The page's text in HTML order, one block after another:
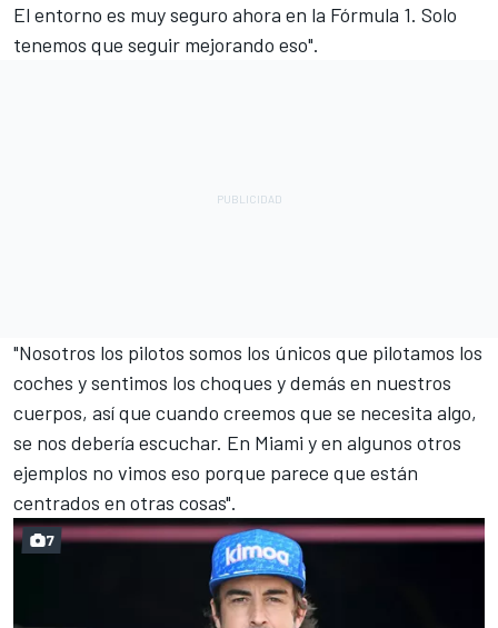
El entorno es muy seguro ahora en la Fórmula 1. Solo
tenemos que seguir mejorando eso".
"Nosotros los pilotos somos los únicos que pilotamos los
coches y sentimos los choques y demás en nuestros
cuerpos, así que cuando creemos que se necesita algo,
se nos debería escuchar. En Miami y en algunos otros
ejemplos no vimos eso porque parece que están
centrados en otras cosas".
7